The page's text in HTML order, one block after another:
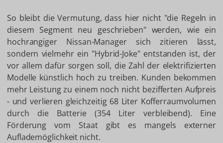
So bleibt die Vermutung, dass hier nicht "die Regeln in
diesem Segment neu geschrieben" werden, wie ein
hochrangiger Nissan-Manager sich zitieren lässt,
sondern vielmehr ein "Hybrid-Joke" entstanden ist, der
vor allem dafür sorgen soll, die Zahl der elektrifizierten
Modelle künstlich hoch zu treiben. Kunden bekommen
mehr Leistung zu einem noch nicht bezifferten Aufpreis
- und verlieren gleichzeitig 68 Liter Kofferraumvolumen
durch die Batterie (354 Liter verbleibend). Eine
Förderung vom Staat gibt es mangels externer
Auflademöglichkeit nicht.